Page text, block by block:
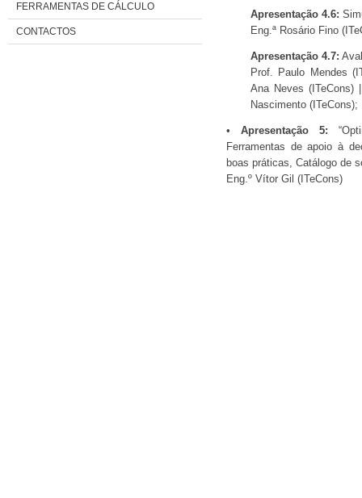
FERRAMENTAS DE CÁLCULO
CONTACTOS
Apresentação 4.6:
Eng.ª Rosário Fino
Apresentação 4.7:
Prof. Paulo Mendes
Ana Neves (ITeCons)
Nascimento (ITeCons);
• Apresentação 5:
Ferramentas de apoio à
boas práticas, Catálogo de
Eng.º Vítor Gil (ITeCons)